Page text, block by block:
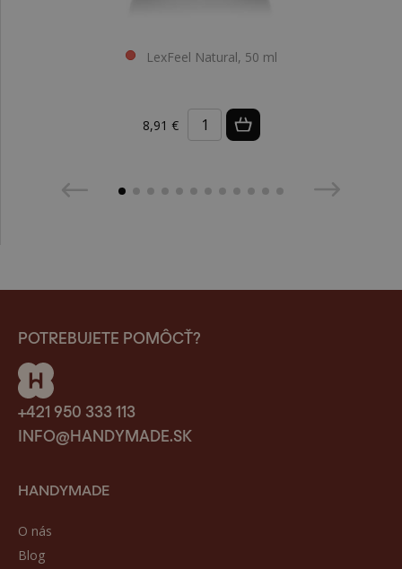
LexFeel Natural, 50 ml
8,91 €
POTREBUJETE POMÔCŤ?
+421 950 333 113
INFO@HANDYMADE.SK
HANDYMADE
O nás
Blog